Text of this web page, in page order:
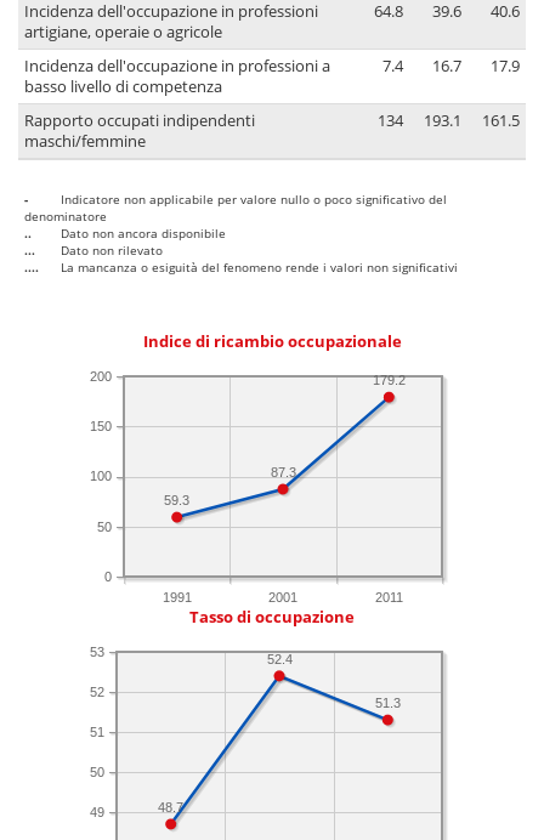
Incidenza dell'occupazione in professioni
artigiane, operaie o agricole
64.8 39.6 40.6
Incidenza dell'occupazione in professioni a
basso livello di competenza
7.4 16.7 17.9
Rapporto occupati indipendenti
maschi/femmine
134 193.1 161.5
-
Indicatore non applicabile per valore nullo o poco significativo del
denominatore
..
Dato non ancora disponibile
...
Dato non rilevato
....
La mancanza o esiguità del fenomeno rende i valori non significativi
Indice di ricambio occupazionale
1991 2001 2011
0
50
100
150
200 179.2
87.3
59.3
Tasso di occupazione
49
50
51
52
53
51.3
52.4
48.7